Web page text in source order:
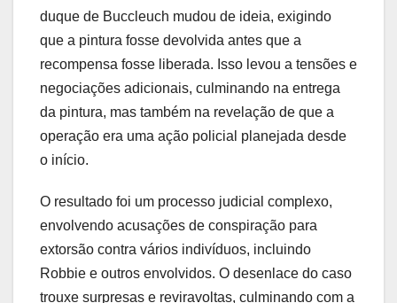
duque de Buccleuch mudou de ideia, exigindo
que a pintura fosse devolvida antes que a
recompensa fosse liberada. Isso levou a tensões e
negociações adicionais, culminando na entrega
da pintura, mas também na revelação de que a
operação era uma ação policial planejada desde
o início.
O resultado foi um processo judicial complexo,
envolvendo acusações de conspiração para
extorsão contra vários indivíduos, incluindo
Robbie e outros envolvidos. O desenlace do caso
trouxe surpresas e reviravoltas, culminando com a